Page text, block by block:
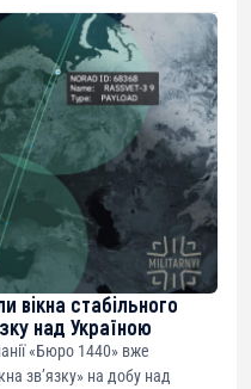
вікна стабільного
над Україною
«Бюро 1440» вже
зв’язку» на добу над